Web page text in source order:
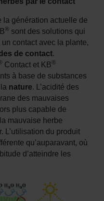
la génération actuelle de
® sont des solutions qui
un contact avec la plante,
de contact.
Contact et KB®
à base de substances
nature. L’acidité des
des mauvaises
plus capable de
mauvaise herbe
L’utilisation du produit
qu’auparavant, où
d’atteindre les